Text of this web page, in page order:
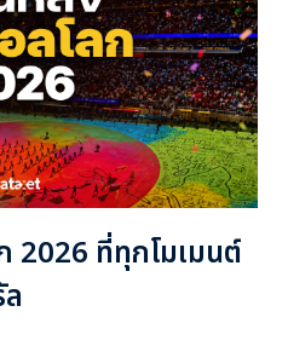
2026 ที่ทุกโมเมนต์